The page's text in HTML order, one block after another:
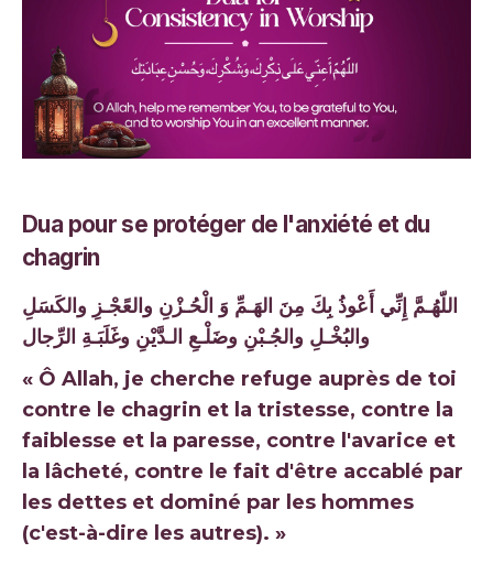
Dua pour se protéger de l'anxiété et du
chagrin
اللّهُـمَّ إِنِّي أَعْوذُ بِكَ مِنَ الهَـمِّ وَ الْحُـزْنِ والعًجْـزِ والكَسَلِ
والبُخْـلِ والجُـبْنِ وضَلْـعِ الـدَّيْنِ وغَلَبَـةِ الرِّجال
« Ô Allah, je cherche refuge auprès de toi
contre le chagrin et la tristesse, contre la
faiblesse et la paresse, contre l'avarice et
la lâcheté, contre le fait d'être accablé par
les dettes et dominé par les hommes
(c'est-à-dire les autres). »